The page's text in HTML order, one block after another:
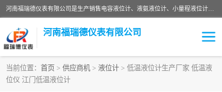
河南福瑞德仪表有限公司是生产销售电容液位计、液氨液位计、小量程液位计定制、智能锅炉水位计、液氮液位计等；并在产品开发、研制的过程中，吸取国内外仪器仪表的技术精华，建立了一支高、精、尖的科研开发队伍，使产品性能不断升级。
河南福瑞德仪表有限公司
当前位置： 首页 > 供应商机 > 液位计 > 低温液位计生产厂家 低温液
位仪 江门低温液位计
液位计